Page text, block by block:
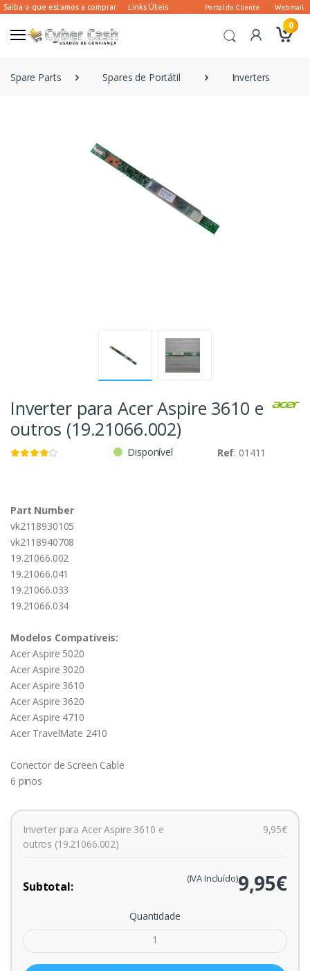
0
Spare Parts Spares de Portátil Inverters
Inverter para Acer Aspire 3610 e
outros (19.21066.002)
Disponível Ref: 01411
Part Number
vk2118930105
vk2118940708
19.21066.002
19.21066.041
19.21066.033
19.21066.034
Modelos Compativeis:
Acer Aspire 5020
Acer Aspire 3020
Acer Aspire 3610
Acer Aspire 3620
Acer Aspire 4710
Acer TravelMate 2410
Conector de Screen Cable
6 pinos
Inverter para Acer Aspire 3610 e
outros (19.21066.002)
9,95€
Subtotal: 9,95€
(IVA Incluído)
Quantidade